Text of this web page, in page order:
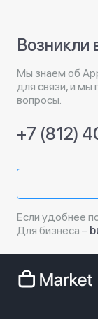
Возникли
Мы знаем об
для связи, и мы
вопросы.
+7 (812)
Если удобнее
Для бизнеса –